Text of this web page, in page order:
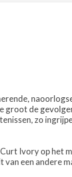
groot de
zo
Ivory op het
een andere